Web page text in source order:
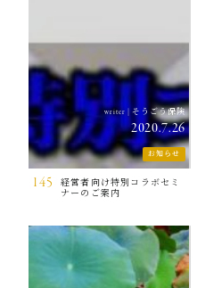
145
経営者向け特別コラボセミ
ナーのご案内
writer そうごう保険
2020.7.26
お知らせ